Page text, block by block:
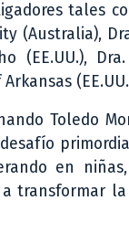
tales
(Australia),
(EE.UU.),
Toledo
en
transformar